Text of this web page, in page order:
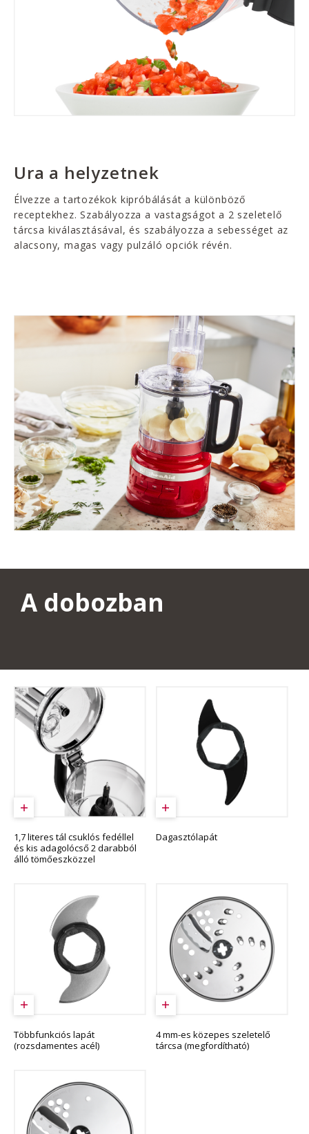
Ura a helyzetnek
Élvezze a tartozékok kipróbálását a különböző
receptekhez. Szabályozza a vastagságot a 2 szeletelő
tárcsa kiválasztásával, és szabályozza a sebességet az
alacsony, magas vagy pulzáló opciók révén.
A dobozban
1,7 literes tál csuklós fedéllel
és kis adagolócső 2 darabból
álló tömőeszközzel
Dagasztólapát
Többfunkciós lapát
(rozsdamentes acél)
4 mm-es közepes szeletelő
tárcsa (megfordítható)